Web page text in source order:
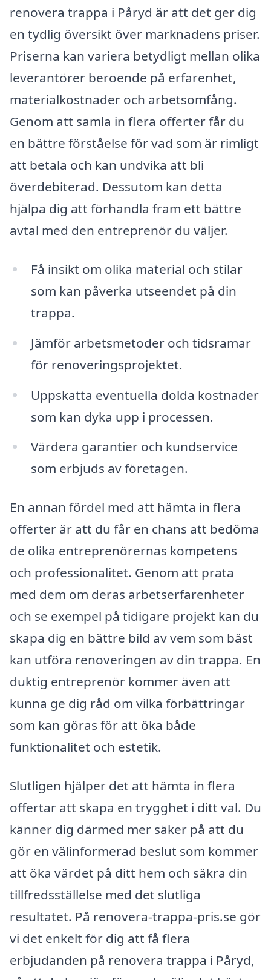
renovera trappa i Påryd är att det ger dig
en tydlig översikt över marknadens priser.
Priserna kan variera betydligt mellan olika
leverantörer beroende på erfarenhet,
materialkostnader och arbetsomfång.
Genom att samla in flera offerter får du
en bättre förståelse för vad som är rimligt
att betala och kan undvika att bli
överdebiterad. Dessutom kan detta
hjälpa dig att förhandla fram ett bättre
avtal med den entreprenör du väljer.
Få insikt om olika material och stilar
som kan påverka utseendet på din
trappa.
Jämför arbetsmetoder och tidsramar
för renoveringsprojektet.
Uppskatta eventuella dolda kostnader
som kan dyka upp i processen.
Värdera garantier och kundservice
som erbjuds av företagen.
En annan fördel med att hämta in flera
offerter är att du får en chans att bedöma
de olika entreprenörernas kompetens
och professionalitet. Genom att prata
med dem om deras arbetserfarenheter
och se exempel på tidigare projekt kan du
skapa dig en bättre bild av vem som bäst
kan utföra renoveringen av din trappa. En
duktig entreprenör kommer även att
kunna ge dig råd om vilka förbättringar
som kan göras för att öka både
funktionalitet och estetik.
Slutligen hjälper det att hämta in flera
offertar att skapa en trygghet i ditt val. Du
känner dig därmed mer säker på att du
gör en välinformerad beslut som kommer
att öka värdet på ditt hem och säkra din
tillfredsställelse med det slutliga
resultatet. På renovera-trappa-pris.se gör
vi det enkelt för dig att få flera
erbjudanden på renovera trappa i Påryd,